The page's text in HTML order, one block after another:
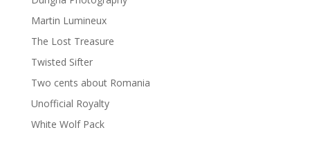
Martin Lumineux
The Lost Treasure
Twisted Sifter
Two cents about Romania
Unofficial Royalty
White Wolf Pack